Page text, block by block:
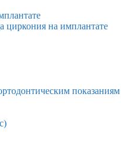
циркония на имплантате
показаниям